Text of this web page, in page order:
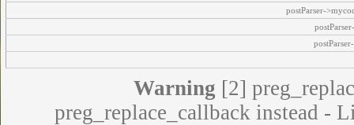
postParser-
Warning [2]
preg_replace_callback instead -